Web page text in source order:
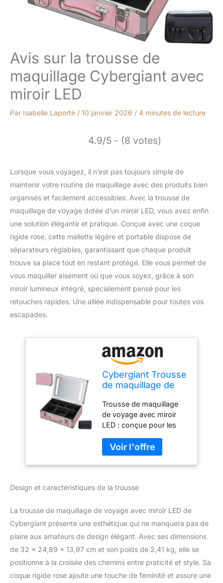
Avis sur la trousse de
maquillage Cybergiant avec
miroir LED
Par Isabelle Laporte / 10 janvier 2026 / 4 minutes de lecture
4.9/5 - (8 votes)
Lorsque vous voyagez, il n’est pas toujours simple de
maintenir votre routine de maquillage avec des produits bien
organisés et facilement accessibles. Avec la trousse de
maquillage de voyage dotée d’un miroir LED, vous avez enfin
une solution élégante et pratique. Conçue avec une coque
rigide rose, cette mallette légère et portable dispose de
séparateurs réglables, garantissant que chaque produit
trouve sa place tout en restant protégé. Elle vous permet de
vous maquiller aisément où que vous soyez, grâce à son
miroir lumineux intégré, spécialement pensé pour les
retouches rapides. Une alliée indispensable pour toutes vos
escapades.
Cybergiant Trousse
de maquillage de
LED - Coque rigide
rose avec miroir -
Organisateur de
maquillage portable
avec miroir, mallette
pour cosmétiques,
séparateur réglable,
Trousse de maquillage
de voyage avec miroir
LED : conçue pour les
notre trousse de
maquillage avec un miroir
lumineux combine
qui en fait la trousse de
les voyages. Utilisez la
sangle intégrée pour
attacher facilement l'étui
à votre bagage à main
Solution de vanité
portable : avec sa grande
capacité, sa batterie
Design et caractéristiques de la trousse
La trousse de maquillage de voyage avec miroir LED de
Cybergiant présente une esthétique qui ne manquera pas de
plaire aux amateurs de design élégant. Avec ses dimensions
de 32 x 24,89 x 13,97 cm et son poids de 2,41 kg, elle se
positionne à la croisée des chemins entre praticité et style. Sa
coque rigide rose ajoute une touche de féminité et assure une